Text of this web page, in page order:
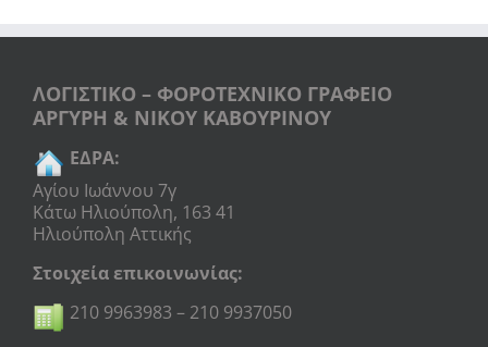
ΛΟΓΙΣΤΙΚΟ – ΦΟΡΟΤΕΧΝΙΚΟ ΓΡΑΦΕΙΟ
ΑΡΓΥΡΗ & ΝΙΚΟΥ ΚΑΒΟΥΡΙΝΟΥ
ΕΔΡΑ:
Αγίου Ιωάννου 7γ
Κάτω Ηλιούπολη, 163 41
Ηλιούπολη Αττικής
Στοιχεία επικοινωνίας:
210 9963983 – 210 9937050